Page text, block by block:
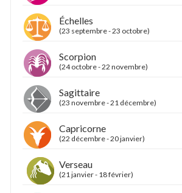
Échelles
(23 septembre - 23 octobre)
Scorpion
(24 octobre - 22 novembre)
Sagittaire
(23 novembre - 21 décembre)
Capricorne
(22 décembre - 20 janvier)
Verseau
(21 janvier - 18 février)